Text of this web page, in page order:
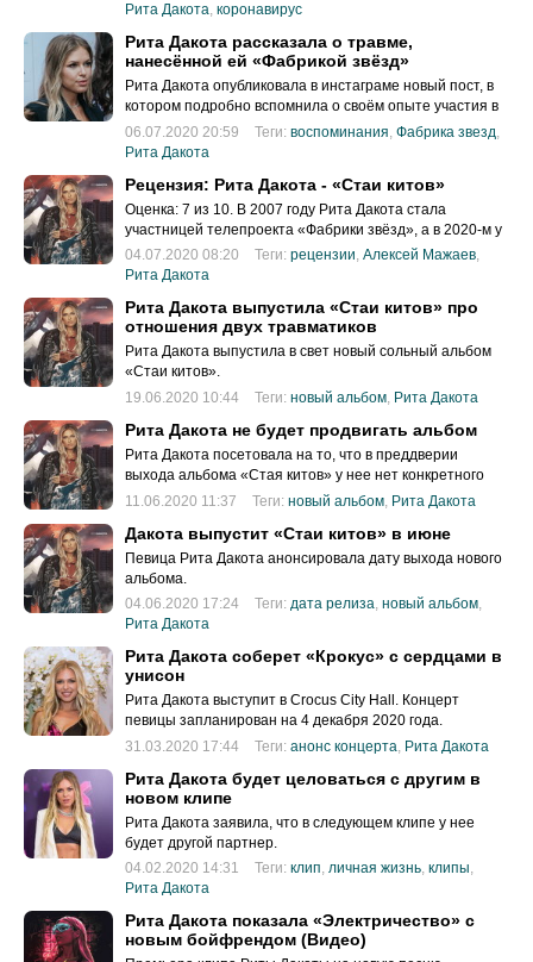
Рита Дакота, коронавирус
Рита Дакота рассказала о травме,
нанесённой ей «Фабрикой звёзд»
Рита Дакота опубликовала в инстаграме новый пост, в
котором подробно вспомнила о своём опыте участия в
«Фабрике звёзд».
06.07.2020 20:59 Теги: воспоминания Фабрика звезд
Рита Дакота
Рецензия: Рита Дакота - «Стаи китов»
Оценка: 7 из 10. В 2007 году Рита Дакота стала
участницей телепроекта «Фабрики звёзд», а в 2020-м у
неё вышел дебютный полнометражный альбом.
04.07.2020 08:20 Теги: рецензии, Алексей Мажаев,
Рита Дакота
Рита Дакота выпустила «Стаи китов» про
отношения двух травматиков
Рита Дакота выпустила в свет новый сольный альбом
«Стаи китов».
19.06.2020 10:44
Теги: новый альбом, Рита Дакота
Рита Дакота не будет продвигать альбом
Рита Дакота посетовала на то, что в преддверии
выхода альбома «Стая китов» у нее нет конкретного
плана его продвижения.
11.06.2020 11:37 Теги: новый альбом Рита Дакота
Дакота выпустит «Стаи китов» в июне
Певица Рита Дакота анонсировала дату выхода нового
альбома.
04.06.2020 17:24
Теги: дата релиза, новый альбом,
Рита Дакота
Рита Дакота соберет «Крокус» с сердцами в
унисон
Рита Дакота выступит в Crocus City Hall. Концерт
певицы запланирован на 4 декабря 2020 года.
31.03.2020 17:44
Теги: анонс концерта Рита Дакота
Рита Дакота будет целоваться с другим в
новом клипе
Рита Дакота заявила, что в следующем клипе у нее
будет другой партнер.
04.02.2020 14:31
Теги: клип, личная жизнь, клипы,
Рита Дакота
Рита Дакота показала «Электричество» с
новым бойфрендом (Видео)